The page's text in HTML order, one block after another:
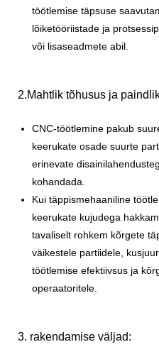
töötlemise täpsuse
lõiketööriistade ja
või lisaseadmete abil.
2.Mahtlik tõhusus ja
CNC-töötlemine pakub
keerukate osade suurte
erinevate
kohandada.
Kui täppismehaaniline
keerukate kujudega
tavaliselt rohkem kõrgete
väikestele partiidele,
töötlemise efektiivsus ja
operaatoritele.
3. rakendamise väljad: